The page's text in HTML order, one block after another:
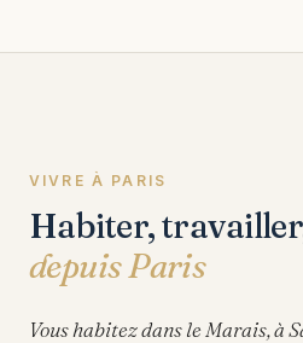
VIVRE À PARIS
Habiter,
depuis Paris
Vous habitez dans le Marais, à